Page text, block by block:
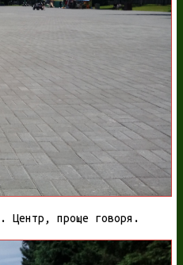
Центр, проще говоря.